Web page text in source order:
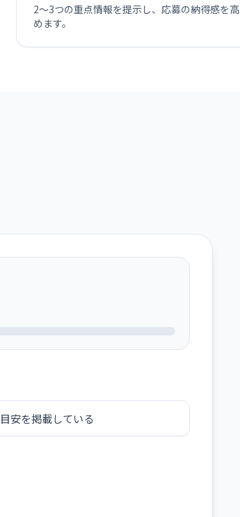
2〜3つの重点情報を提示し、応募の納得感を高
めます。
安を掲載している